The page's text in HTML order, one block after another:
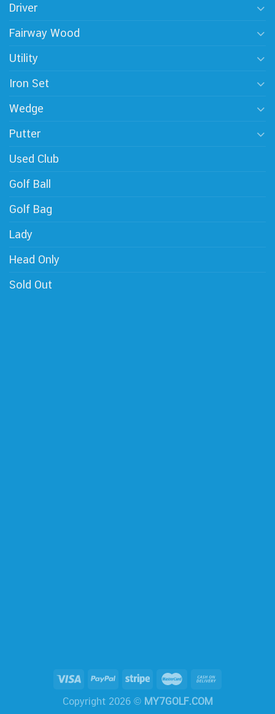
Driver
Fairway Wood
Utility
Iron Set
Wedge
Putter
Used Club
Golf Ball
Golf Bag
Lady
Head Only
Sold Out
Copyright 2026 © MY7GOLF.COM